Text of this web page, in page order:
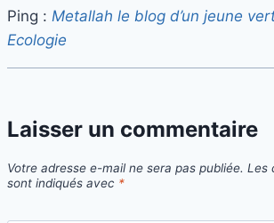
Ping : Metallah le blog d’un jeune
Ecologie
Laisser un commentaire
Votre adresse e-mail ne sera pas publiée. Les
sont indiqués avec *